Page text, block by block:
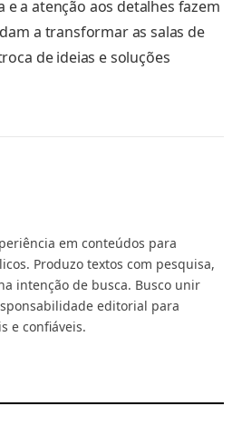
e a atenção aos detalhes fazem
a transformar as salas de
de ideias e soluções
em conteúdos para
Produzo textos com pesquisa,
intenção de busca. Busco unir
editorial para
e confiáveis.